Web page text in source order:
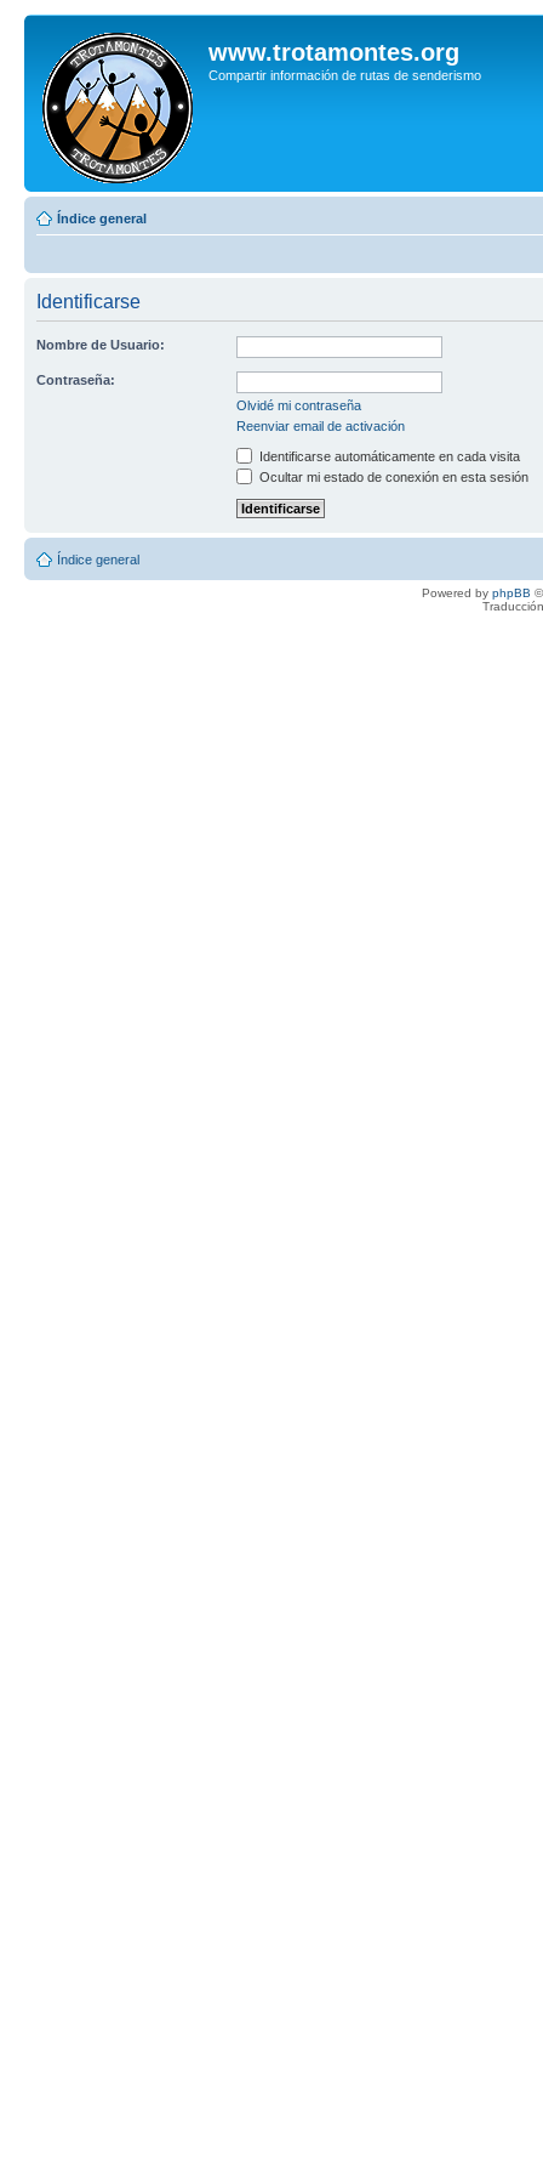
www.trotamontes.org
Compartir información de rutas de senderismo
Índice general
Identificarse
Nombre de Usuario:
Contraseña:
Olvidé mi contraseña
Reenviar email de activación
Identificarse automáticamente en cada visita
Ocultar mi estado de conexión en esta sesión
Índice general
Powered by phpBB